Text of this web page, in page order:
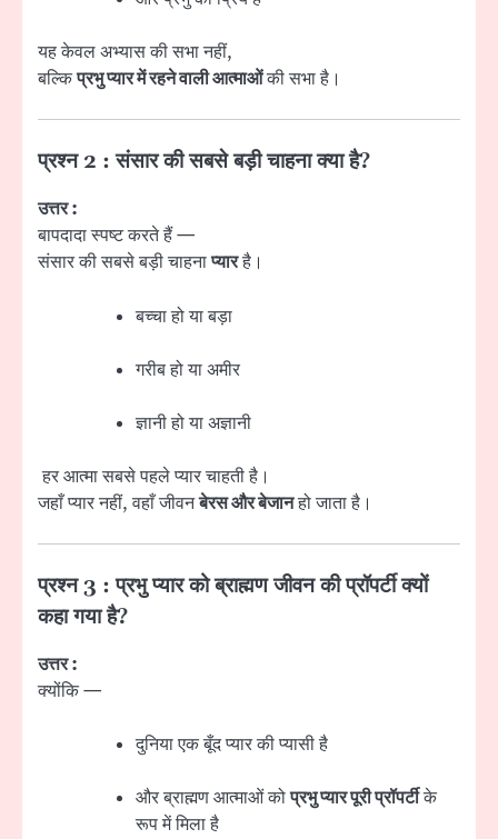
यह केवल अभ्यास की सभा नहीं,
बल्किप्रभु प्यार में रहने वाली आत्माओंकी सभा है।
प्रश्न 2 : संसार की सबसे बड़ी चाहना क्या है?
उत्तर :
बापदादा स्पष्ट करते हैं —
संसार की सबसे बड़ी चाहनाप्यारहै।
बच्चा हो या बड़ा
गरीब हो या अमीर
ज्ञानी हो या अज्ञानी
हर आत्मा सबसे पहले प्यार चाहती है।
जहाँ प्यार नहीं, वहाँ जीवनबेरस और बेजानहो जाता है।
प्रश्न 3 : प्रभु प्यार को ब्राह्मण जीवन की प्रॉपर्टी क्यों
कहा गया है?
उत्तर :
क्योंकि —
दुनिया एक बूँद प्यार की प्यासी है
और ब्राह्मण आत्माओं कोप्रभु प्यार पूरी प्रॉपर्टीके
रूप में मिला है